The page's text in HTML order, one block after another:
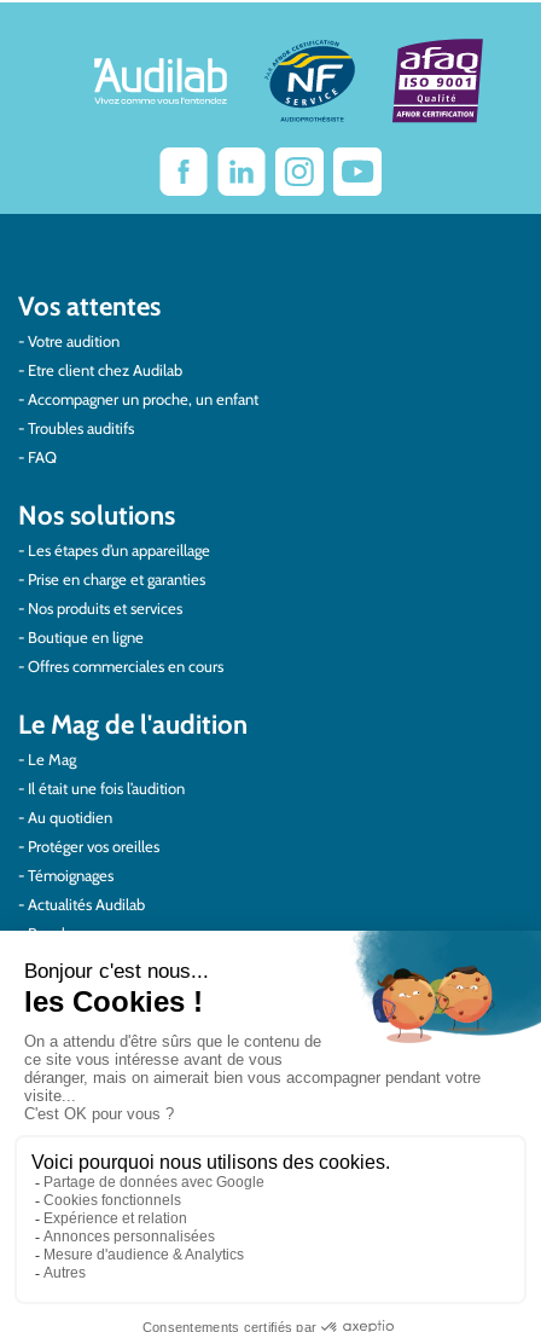
Vos attentes
Votre audition
Etre client chez Audilab
Accompagner un proche, un enfant
Troubles auditifs
FAQ
Nos solutions
Les étapes d’un appareillage
Prise en charge et garanties
Nos produits et services
Boutique en ligne
Offres commerciales en cours
Le Mag de l'audition
Le Mag
Il était une fois l’audition
Au quotidien
Protéger vos oreilles
Témoignages
Actualités Audilab
Pour les pros
Le réseau Audilab
Le choix de la qualité
Le Comité Scientifique Audilab
Nos partenaires
Rejoignez le réseau Audilab
Contactez-nous